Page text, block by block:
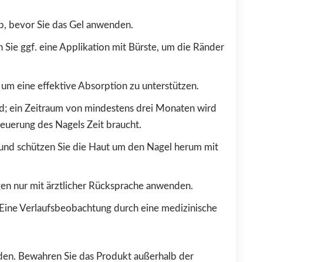
bevor Sie das Gel anwenden.
ggf. eine Applikation mit Bürste, um die Ränder
um eine effektive Absorption zu unterstützen.
ein Zeitraum von mindestens drei Monaten wird
des Nagels Zeit braucht.
schützen Sie die Haut um den Nagel herum mit
nur mit ärztlicher Rücksprache anwenden.
Verlaufsbeobachtung durch eine medizinische
Bewahren Sie das Produkt außerhalb der